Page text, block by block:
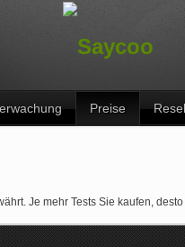
Preise
Je mehr Tests Sie kaufen,